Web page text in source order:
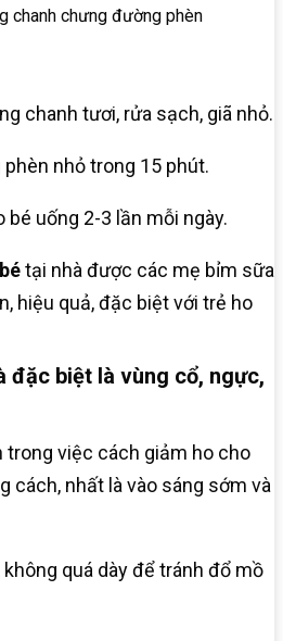
chanh chưng đường phèn
chanh tươi, rửa sạch, giã nhỏ.
nhỏ trong 15 phút.
uống 2-3 lần mỗi ngày.
tại nhà được các mẹ bỉm sữa
hiệu quả, đặc biệt với trẻ ho
đặc biệt là vùng cổ, ngực,
trong việc cách giảm ho cho
cách, nhất là vào sáng sớm và
quá dày để tránh đổ mồ